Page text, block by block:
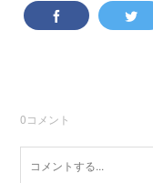
0コメント